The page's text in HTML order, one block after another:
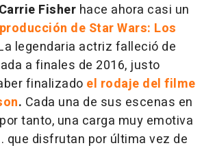
Carrie Fisher hace ahora casi un
de Star Wars: Los
legendaria actriz falleció de
a finales de 2016, justo
finalizado el rodaje del filme
. Cada una de sus escenas en
tanto, una carga muy emotiva
que disfrutan por última vez de